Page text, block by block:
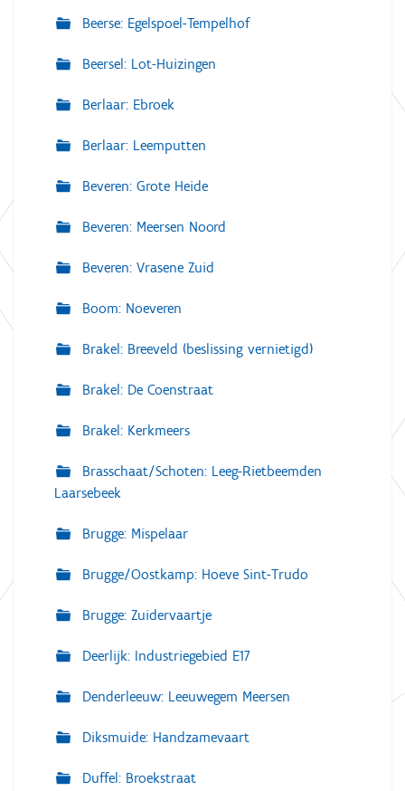
Beerse: Egelspoel-Tempelhof
Beersel: Lot-Huizingen
Berlaar: Ebroek
Berlaar: Leemputten
Beveren: Grote Heide
Beveren: Meersen Noord
Beveren: Vrasene Zuid
Boom: Noeveren
Brakel: Breeveld (beslissing vernietigd)
Brakel: De Coenstraat
Brakel: Kerkmeers
Brasschaat/Schoten: Leeg-Rietbeemden
Laarsebeek
Brugge: Mispelaar
Brugge/Oostkamp: Hoeve Sint-Trudo
Brugge: Zuidervaartje
Deerlijk: Industriegebied E17
Denderleeuw: Leeuwegem Meersen
Diksmuide: Handzamevaart
Duffel: Broekstraat